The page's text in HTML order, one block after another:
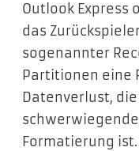
Outlook Express
das
sogenannter
Partitionen eine
Datenverlust,
Formatierung ist.